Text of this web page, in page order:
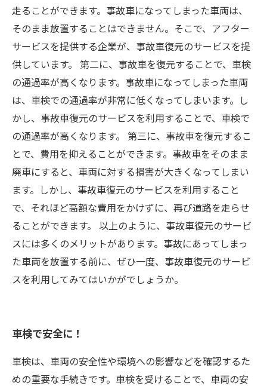
走ることができます。事故車になってしまった車両は、
そのまま放置することはできません。そこで、アフター
サービスを提供する企業が、事故車復元のサービスを提
供しています。 第二に、事故車を復元することで、車検
の通過率が高くなります。事故車になってしまった車両
は、車検での通過率が非常に低くなってしまいます。し
かし、事故車復元のサービスを利用することで、車検で
の通過率が高くなります。 第三に、事故車を復元するこ
とで、費用を抑えることができます。事故車をそのまま
廃車にすると、車両に対する損害が大きくなってしまい
ます。しかし、事故車復元のサービスを利用すること
で、それほど高額な費用をかけずに、再び道路を走らせ
ることができます。 以上のように、事故車復元のサービ
スには多くのメリットがあります。事故にあってしまっ
た車両を放置する前に、ぜひ一度、事故車復元のサービ
スを利用してみてはいかがでしょうか。
車検で安全に！
車検は、車両の安全性や環境への影響などを確認するた
めの重要な手続きです。車検を受けることで、車両の安